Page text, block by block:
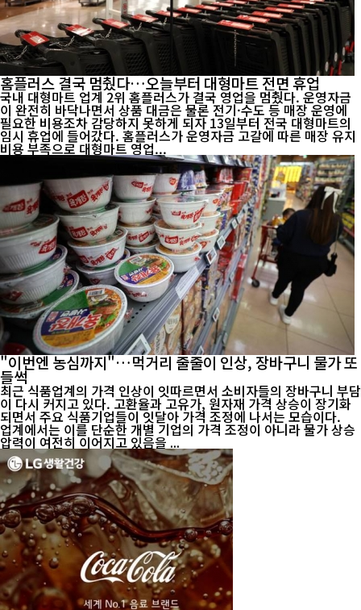
홈플러스 결국 멈췄다…오늘부터 대형마트 전면 휴업
국내 대형마트 업계 2위 홈플러스가 결국 영업을 멈췄다. 운영자금
이 완전히 바닥나면서 상품 대금은 물론 전기·수도 등 매장 운영에
필요한 비용조차 감당하지 못하게 되자 13일부터 전국 대형마트의
임시 휴업에 들어갔다. 홈플러스가 운영자금 고갈에 따른 매장 유지
비용 부족으로 대형마트 영업...
"이번엔 농심까지"…먹거리 줄줄이 인상, 장바구니 물가 또
들썩
최근 식품업계의 가격 인상이 잇따르면서 소비자들의 장바구니 부담
이 다시 커지고 있다. 고환율과 고유가, 원자재 가격 상승이 장기화
되면서 주요 식품기업들이 잇달아 가격 조정에 나서는 모습이다.
업계에서는 이를 단순한 개별 기업의 가격 조정이 아니라 물가 상승
압력이 여전히 이어지고 있음을 ...